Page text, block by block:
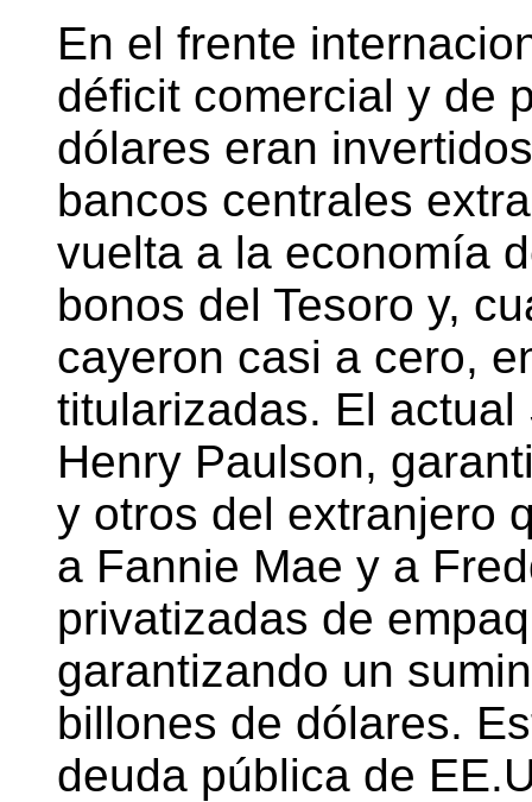
En el frente
déficit comercial y de
dólares eran
bancos centrales
vuelta a la economía
bonos del Tesoro y,
cayeron casi a cero,
titularizadas. El
Henry Paulson,
y otros del extranjero
a Fannie Mae y a
privatizadas de
garantizando un
billones de dólares.
deuda pública de